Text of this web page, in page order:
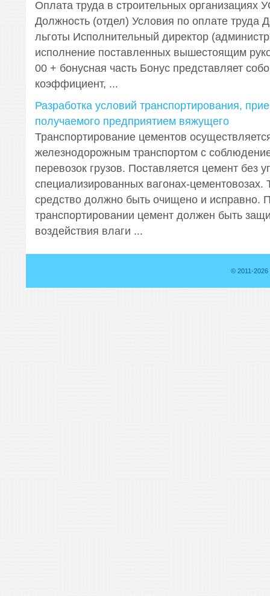
Оплата труда в строительных организациях
Должность (отдел) Условия по оплате труда
льготы Исполнительный директор
исполнение поставленных вышестоящим
00 + бонусная часть Бонус представляет
коэффициент, ...
Разработка условий транспортирования,
получаемого предприятием вяжущего
Транспортирование цементов
железнодорожным транспортом с
перевозок грузов. Поставляется цемент без
специализированных вагонах-цементовозах.
средство должно быть очищено и исправно.
транспортировании цемент должен быть
воздействия влаги ...
© 2011-2026